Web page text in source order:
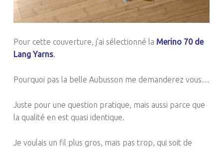
Pour cette couverture, j’ai sélectionné la Merino 70 de
Lang Yarns.
Pourquoi pas la belle Aubusson me demanderez vous…
Juste pour une question pratique, mais aussi parce que
la qualité en est quasi identique.
Je voulais un fil plus gros, mais pas trop, qui soit de